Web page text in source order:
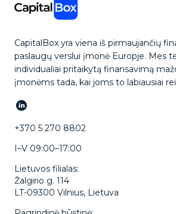
CapitalBox yra viena iš pirmaujančių
paslaugų verslui įmonė Europje. Mes
individualiai pritaikytą finansavimą
įmonėms tada, kai joms to labiausiai
+370 5 270 8802
I–V 09:00–17:00
Lietuvos filialas:
Žalgirio g. 114
LT-09300 Vilnius, Lietuva